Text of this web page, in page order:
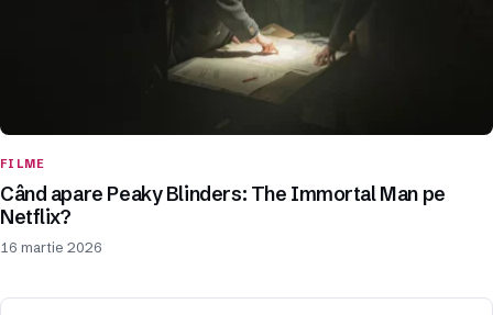
FILME
Când apare Peaky Blinders: The Immortal Man pe
Netflix?
16 martie 2026